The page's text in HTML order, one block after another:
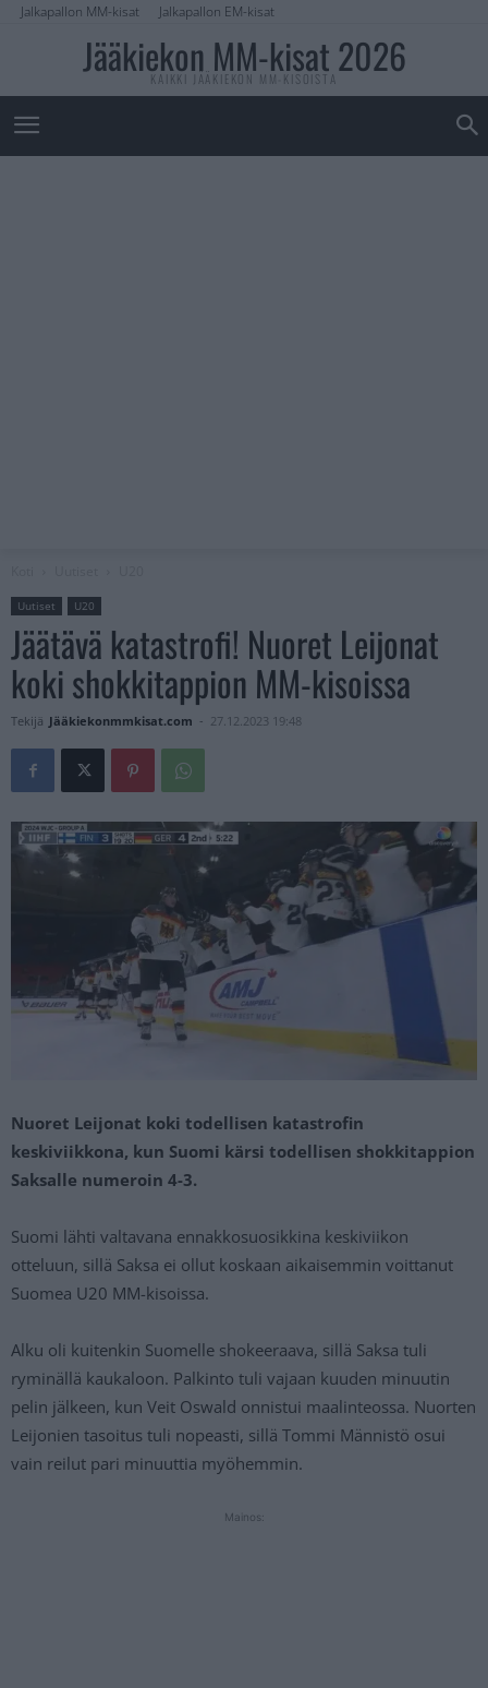
Jalkapallon MM-kisat Jalkapallon EM-kisat
Jääkiekon MM-kisat 2026
KAIKKI JÄÄKIEKON MM-KISOISTA
Uutiset U20
Jäätävä katastrofi! Nuoret Leijonat
koki shokkitappion MM-kisoissa
Tekijä Jääkiekonmmkisat.com - 27.12.2023 19:48
Nuoret Leijonat koki todellisen katastrofin
keskiviikkona, kun Suomi kärsi todellisen shokkitappion
Saksalle numeroin 4-3.
Suomi lähti valtavana ennakkosuosikkina keskiviikon
otteluun, sillä Saksa ei ollut koskaan aikaisemmin voittanut
Suomea U20 MM-kisoissa.
Alku oli kuitenkin Suomelle shokeeraava, sillä Saksa tuli
ryminällä kaukaloon. Palkinto tuli vajaan kuuden minuutin
pelin jälkeen, kun Veit Oswald onnistui maalinteossa. Nuorten
Leijonien tasoitus tuli nopeasti, sillä Tommi Männistö osui
vain reilut pari minuuttia myöhemmin.
Mainos: